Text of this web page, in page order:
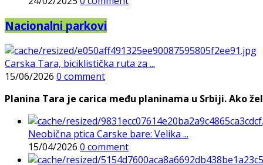
Nacionalni parkovi
Carska Tara, biciklistička ruta za ...
15/06/2026 0 comment
Planina Tara je carica među planinama u Srbiji. Ako
Neobična ptica Carske bare: Velika ...
15/04/2026 0 comment